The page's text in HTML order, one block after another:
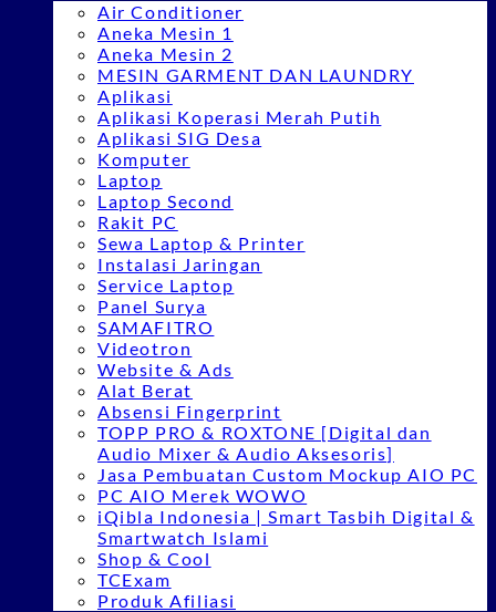
Air Conditioner
Aneka Mesin 1
Aneka Mesin 2
MESIN GARMENT DAN LAUNDRY
Aplikasi
Aplikasi Koperasi Merah Putih
Aplikasi SIG Desa
Komputer
Laptop
Laptop Second
Rakit PC
Sewa Laptop & Printer
Instalasi Jaringan
Service Laptop
Panel Surya
SAMAFITRO
Videotron
Website & Ads
Alat Berat
Absensi Fingerprint
TOPP PRO & ROXTONE [Digital dan
Audio Mixer & Audio Aksesoris]
Jasa Pembuatan Custom Mockup AIO PC
PC AIO Merek WOWO
iQibla Indonesia | Smart Tasbih Digital &
Smartwatch Islami
Shop & Cool
TCExam
Produk Afiliasi